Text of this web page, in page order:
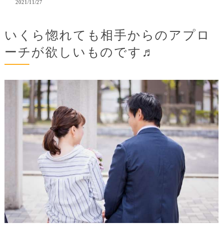
2021/11/27
いくら惚れても相手からのアプロ
ーチが欲しいものです♬